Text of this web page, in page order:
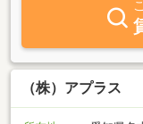
（株）アプラス